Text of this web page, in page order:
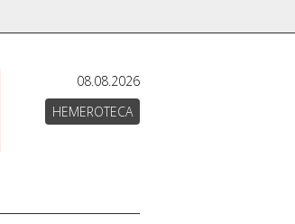
08.08.2026
HEMEROTECA